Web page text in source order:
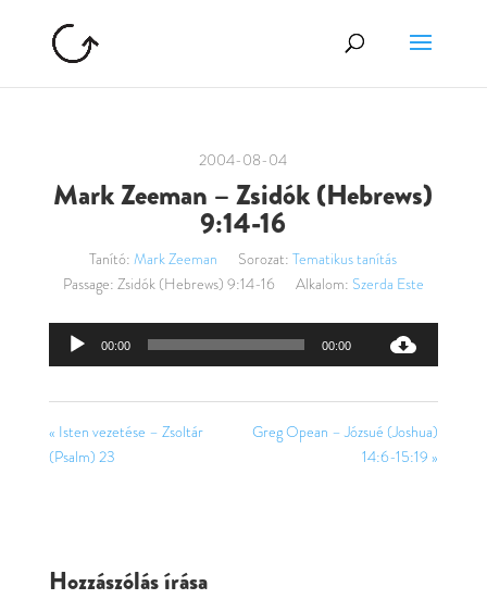
2004-08-04
Mark Zeeman – Zsidók (Hebrews)
9:14-16
Tanító: Mark Zeeman Sorozat: Tematikus tanítás
Passage: Zsidók (Hebrews) 9:14-16 Alkalom: Szerda Este
Audió
00:00 00:00
« Isten vezetése – Zsoltár
(Psalm) 23
Greg Opean – Józsué (Joshua)
14:6-15:19 »
Hozzászólás írása